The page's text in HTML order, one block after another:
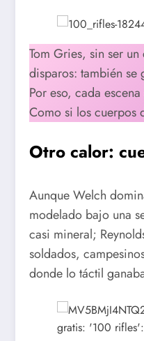
Tom Gries, sin ser
disparos: también
Por eso, cada
Como si los cuerpos
Otro calor:
Aunque Welch
modelado bajo una
casi mineral;
soldados,
donde lo táctil